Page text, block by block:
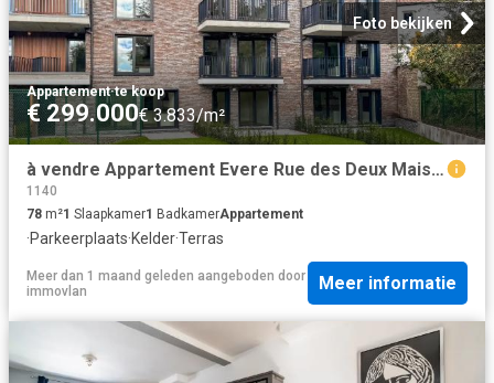
Foto bekijken
Appartement·te koop
€ 299.000€ 3.833/m²
à vendre Appartement Evere Rue des Deux Maisons Saphir 20
1140
78 m²1 Slaapkamer1 BadkamerAppartement
·Parkeerplaats·Kelder·Terras
Meer dan 1 maand geleden aangeboden door
immovlan
Meer informatie